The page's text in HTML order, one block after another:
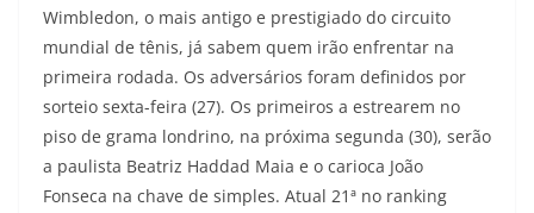
Wimbledon, o mais antigo e prestigiado do circuito
mundial de tênis, já sabem quem irão enfrentar na
primeira rodada. Os adversários foram definidos por
sorteio sexta-feira (27). Os primeiros a estrearem no
piso de grama londrino, na próxima segunda (30), serão
a paulista Beatriz Haddad Maia e o carioca João
Fonseca na chave de simples. Atual 21ª no ranking